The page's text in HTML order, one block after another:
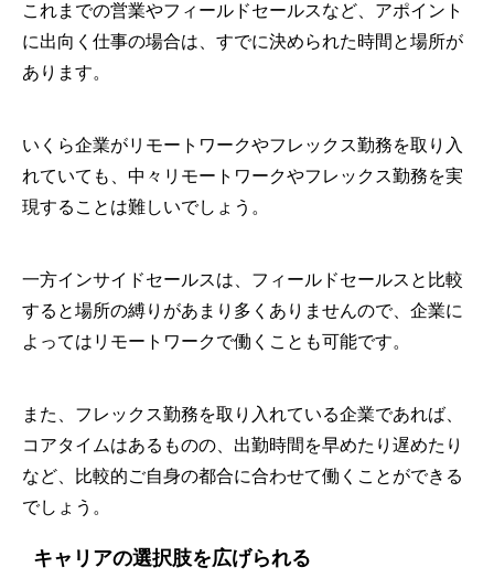
これまでの営業やフィールドセールスなど、アポイント
に出向く仕事の場合は、すでに決められた時間と場所が
あります。
いくら企業がリモートワークやフレックス勤務を取り入
れていても、中々リモートワークやフレックス勤務を実
現することは難しいでしょう。
一方インサイドセールスは、フィールドセールスと比較
すると場所の縛りがあまり多くありませんので、企業に
よってはリモートワークで働くことも可能です。
また、フレックス勤務を取り入れている企業であれば、
コアタイムはあるものの、出勤時間を早めたり遅めたり
など、比較的ご自身の都合に合わせて働くことができる
でしょう。
キャリアの選択肢を広げられる